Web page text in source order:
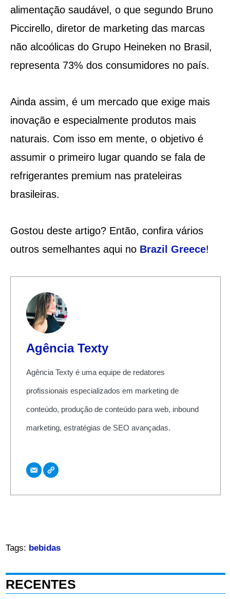
alimentação saudável, o que segundo Bruno
Piccirello, diretor de marketing das marcas
não alcoólicas do Grupo Heineken no Brasil,
representa 73% dos consumidores no país.
Ainda assim, é um mercado que exige mais
inovação e especialmente produtos mais
naturais. Com isso em mente, o objetivo é
assumir o primeiro lugar quando se fala de
refrigerantes premium nas prateleiras
brasileiras.
Gostou deste artigo? Então, confira vários
outros semelhantes aqui no Brazil Greece!
Agência Texty
Agência Texty é uma equipe de redatores
profissionais especializados em marketing de
conteúdo, produção de conteúdo para web, inbound
marketing, estratégias de SEO avançadas.
Tags: bebidas
RECENTES